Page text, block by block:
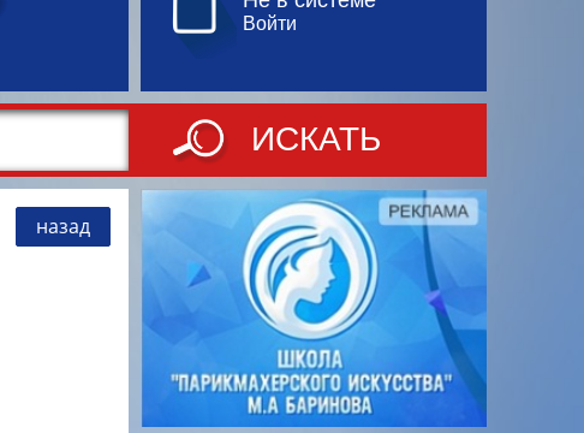
Войти
ИСКАТЬ
назад